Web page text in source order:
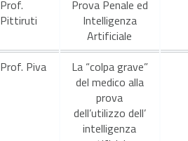
Prof.
Pittiruti
Prova Penale ed
Intelligenza
Artificiale
Prof. Piva
La “colpa grave”
del medico alla
prova
dell’utilizzo dell’
intelligenza